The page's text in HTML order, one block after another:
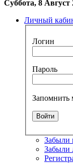
Суббота, 8 Август
Личный
Логин
Пароль
Запомнить
Забыли
Забыли